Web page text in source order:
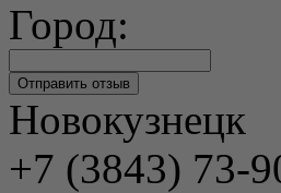
Город:
Новокузнецк
+7 (3843) 73-